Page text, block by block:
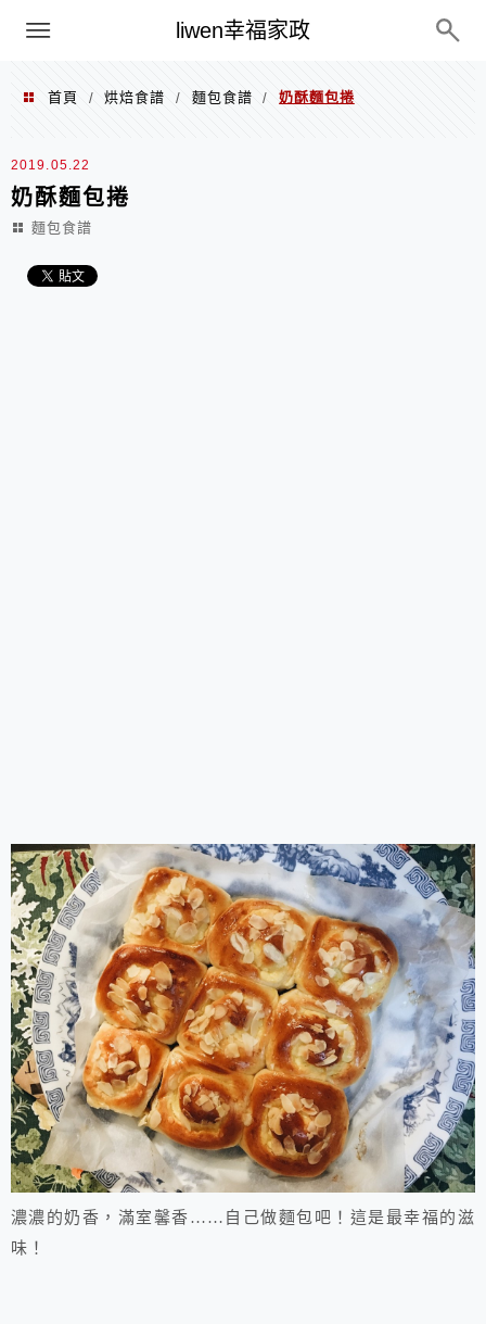
liwen幸福家政
menu
首頁 / 烘焙食譜 / 麵包食譜 / 奶酥麵包捲
2019.05.22
奶酥麵包捲
麵包食譜
濃濃的奶香，滿室馨香……自己做麵包吧！這是最幸福的滋
味！